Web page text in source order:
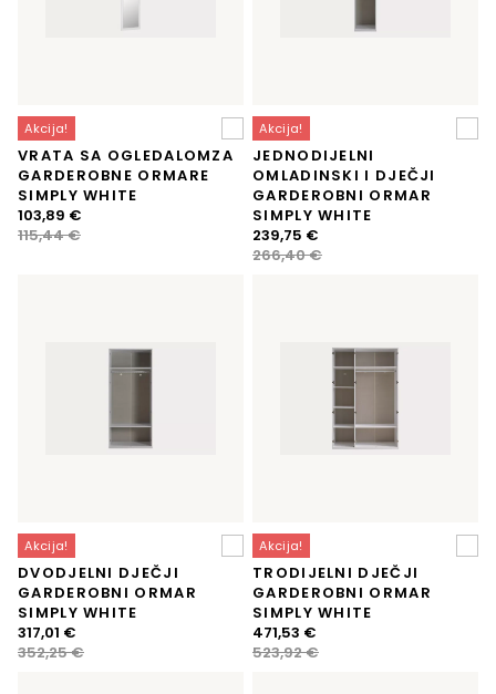
Akcija!
VRATA SA OGLEDALOMZA
GARDEROBNE ORMARE
SIMPLY WHITE
115,44€
Izvorna
cijena
103,89 €
Trenutna
cijena
Akcija!
JEDNODIJELNI
OMLADINSKI I DJEČJI
GARDEROBNI ORMAR
SIMPLY WHITE
266,40€
Izvorna
cijena
239,75 €
Trenutna
cijena
Akcija!
DVODJELNI DJEČJI
GARDEROBNI ORMAR
SIMPLY WHITE
352,25€
Izvorna
cijena
317,01 €
Trenutna
cijena
Akcija!
TRODIJELNI DJEČJI
GARDEROBNI ORMAR
SIMPLY WHITE
523,92€
Izvorna
cijena
471,53 €
Trenutna
cijena